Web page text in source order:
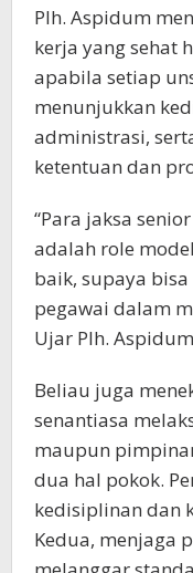
Plh. Aspidum
kerja yang sehat
apabila setiap
menunjukkan
administrasi,
ketentuan dan
“Para jaksa
adalah role
baik, supaya
pegawai dalam
Ujar Plh.
Beliau juga
senantiasa
maupun
dua hal pokok.
kedisiplinan dan
Kedua, menjaga